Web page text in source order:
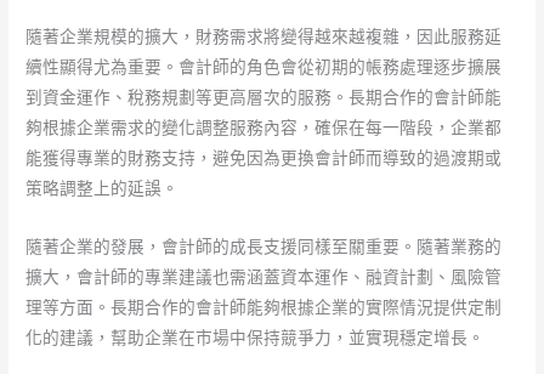
隨著企業規模的擴大，財務需求將變得越來越複雜，因此服務延
續性顯得尤為重要。會計師的角色會從初期的帳務處理逐步擴展
到資金運作、稅務規劃等更高層次的服務。長期合作的會計師能
夠根據企業需求的變化調整服務內容，確保在每一階段，企業都
能獲得專業的財務支持，避免因為更換會計師而導致的過渡期或
策略調整上的延誤。
隨著企業的發展，會計師的成長支援同樣至關重要。隨著業務的
擴大，會計師的專業建議也需涵蓋資本運作、融資計劃、風險管
理等方面。長期合作的會計師能夠根據企業的實際情況提供定制
化的建議，幫助企業在市場中保持競爭力，並實現穩定增長。